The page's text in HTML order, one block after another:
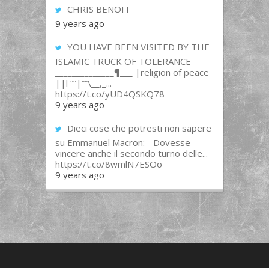
CHRIS BENOIT
9 years ago
YOU HAVE BEEN VISITED BY THE
ISLAMIC TRUCK OF TOLERANCE
______________¶___ |religion of peace
||l “”|””\__,_...
https://t.co/yUD4QSKQ78
9 years ago
Dieci cose che potresti non sapere
su Emmanuel Macron: - Dovesse
vincere anche il secondo turno delle...
https://t.co/8wmlN7ESOo
9 years ago